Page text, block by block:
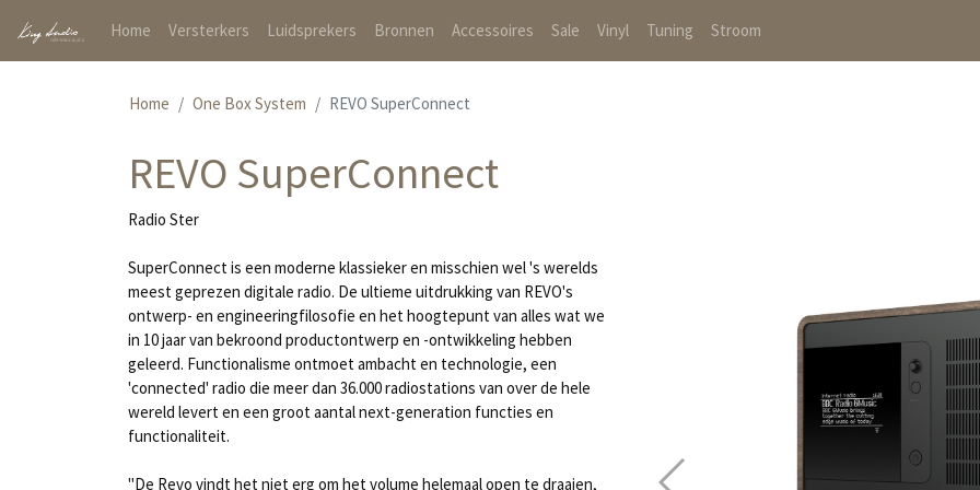
Home(current)
Versterkers Luidsprekers Bronnen Accessoires Sale Vinyl Tuning Stroom
Home One Box System REVO SuperConnect
REVO SuperConnect
Radio Ster
SuperConnect is een moderne klassieker en misschien wel 's werelds
meest geprezen digitale radio. De ultieme uitdrukking van REVO's
ontwerp- en engineeringfilosofie en het hoogtepunt van alles wat we
in 10 jaar van bekroond productontwerp en -ontwikkeling hebben
geleerd. Functionalisme ontmoet ambacht en technologie, een
'connected' radio die meer dan 36.000 radiostations van over de hele
wereld levert en een groot aantal next-generation functies en
functionaliteit.
"De Revo vindt het niet erg om het volume helemaal open te draaien,